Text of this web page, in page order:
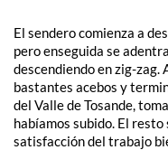
El sendero comienza a
pero enseguida se
descendiendo en zig-zag.
bastantes acebos y
del Valle de Tosande,
habíamos subido. El resto
satisfacción del trabajo